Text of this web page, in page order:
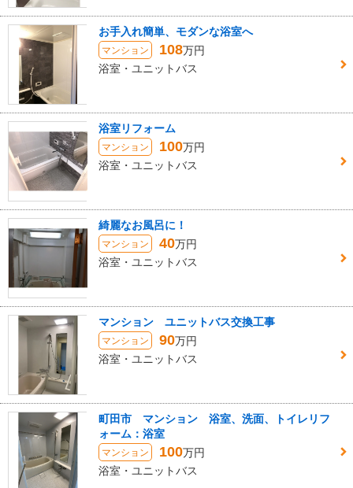
お手入れ簡単、モダンな浴室へ
マンション 108万円
浴室・ユニットバス
浴室リフォーム
マンション 100万円
浴室・ユニットバス
綺麗なお風呂に！
マンション 40万円
浴室・ユニットバス
マンション ユニットバス交換工事
マンション 90万円
浴室・ユニットバス
町田市 マンション 浴室、洗面、トイレリフ
ォーム：浴室
マンション 100万円
浴室・ユニットバス